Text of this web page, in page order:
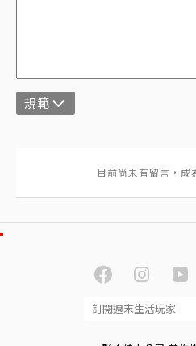
規範